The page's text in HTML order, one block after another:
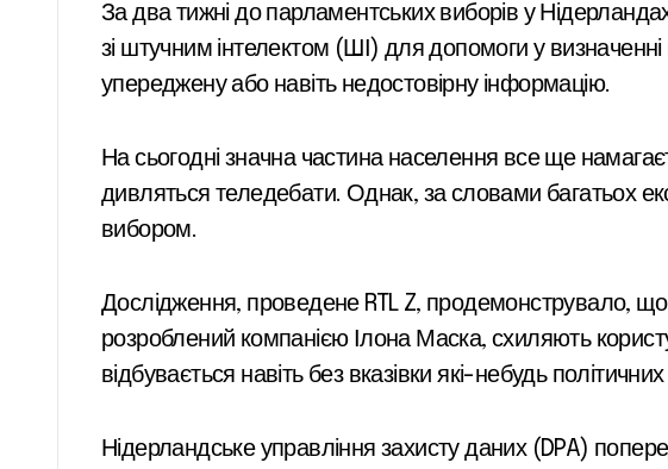
За два тижні до парламентських виборів у
зі штучним інтелектом (ШІ) для допомоги у
упереджену або навіть недостовірну інформацію.
На сьогодні значна частина населення все ще намагається вирішити, за яку партію віддати голос. Виборці читають партійні програми та
дивляться теледебати. Однак, за словами багатьох
вибором.
Дослідження, проведене RTL Z, продемонструвало,
розроблений компанією Ілона Маска, схиляють
відбувається навіть без вказівки які-небудь
Нідерландське управління захисту даних (DPA)